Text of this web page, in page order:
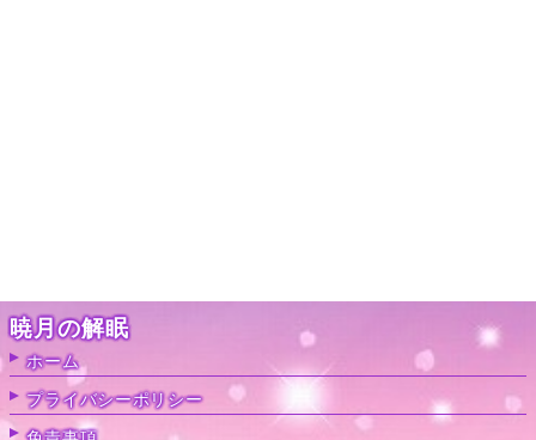
暁月の解眠
ホーム
プライバシーポリシー